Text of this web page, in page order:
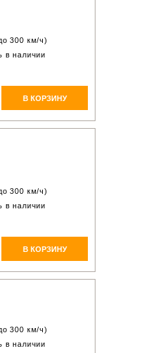
300 км/ч)
в наличии
В КОРЗИНУ
300 км/ч)
в наличии
В КОРЗИНУ
300 км/ч)
в наличии